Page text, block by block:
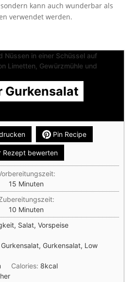
kann auch wunderbar als
verwendet werden.
Gurkensalat
Pin Recipe
Rezept bewerten
15 Minuten
Minuten
10 Minuten
Minuten
Salat, Vorspeise
Gurkensalat, Low
Calories: 8kcal